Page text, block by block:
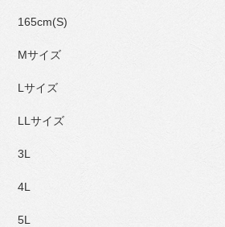
165cm(S)
Mサイズ
Lサイズ
LLサイズ
3L
4L
5L